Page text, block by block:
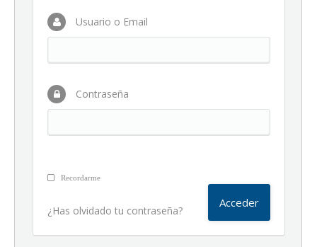
Usuario o Email
Contraseña
Recordarme
¿Has olvidado tu contraseña?